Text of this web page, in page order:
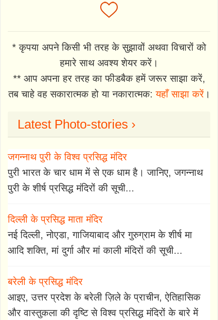
* कृपया अपने किसी भी तरह के सुझावों अथवा विचारों को
हमारे साथ अवश्य शेयर करें।
** आप अपना हर तरह का फीडबैक हमें जरूर साझा करें,
तब चाहे वह सकारात्मक हो या नकारात्मक:यहाँ साझा करें।
Latest Photo-stories ›
जगन्नाथ पुरी के विश्व प्रसिद्ध मंदिर
पुरी भारत के चार धाम में से एक धाम है। जानिए, जगन्नाथ
पुरी के शीर्ष प्रसिद्ध मंदिरों की सूची...
दिल्ली के प्रसिद्ध माता मंदिर
नई दिल्ली, नोएडा, गाजियाबाद और गुरुग्राम के शीर्ष मा
आदि शक्ति, मां दुर्गा और मां काली मंदिरों की सूची...
बरेली के प्रसिद्ध मंदिर
आइए, उत्तर प्रदेश के बरेली ज़िले के प्राचीन, ऐतिहासिक
और वास्तुकला की दृष्टि से विश्व प्रसिद्ध मंदिरों के बारे में